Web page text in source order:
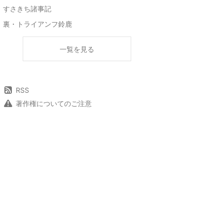
すさきち諸事記
裏・トライアンフ鈴鹿
一覧を見る
RSS
著作権についてのご注意